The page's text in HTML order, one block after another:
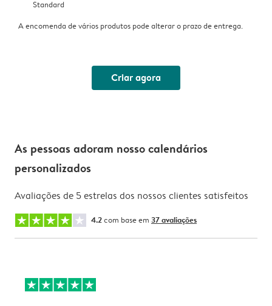
Standard
A encomenda de vários produtos pode alterar o prazo de entrega.
Criar agora
As pessoas adoram nosso calendários
personalizados
Avaliações de 5 estrelas dos nossos clientes satisfeitos
4.2com base em 37 avaliações